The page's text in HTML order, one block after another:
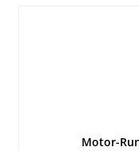
Motor-